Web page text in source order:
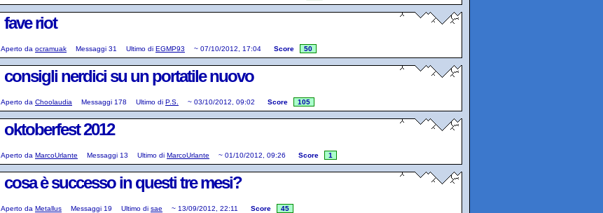
fave riot
Aperto da ocramuak Messaggi 31 Ultimo di EGMP93 ~ 07/10/2012, 17:04 Score 50
consigli nerdici su un portatile nuovo
Aperto da Choolaudia Messaggi 178 Ultimo di P.S. ~ 03/10/2012, 09:02 Score 105
oktoberfest 2012
Aperto da MarcoUrlante Messaggi 13 Ultimo di MarcoUrlante ~ 01/10/2012, 09:26 Score 1
cosa è successo in questi tre mesi?
Aperto da Metallus Messaggi 19 Ultimo di sae ~ 13/09/2012, 22:11 Score 45